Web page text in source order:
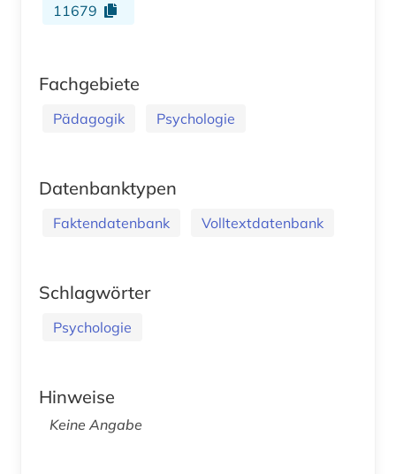
11679
Fachgebiete
Pädagogik Psychologie
Datenbanktypen
Faktendatenbank Volltextdatenbank
Schlagwörter
Psychologie
Hinweise
Keine Angabe